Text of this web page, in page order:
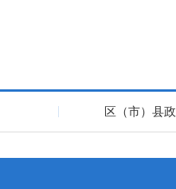
区（市）县